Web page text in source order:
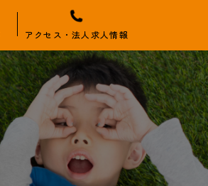
アクセス・法人求人情報